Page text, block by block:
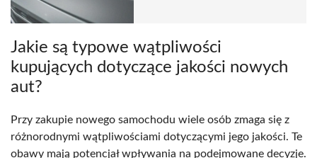
Jakie są typowe wątpliwości
kupujących dotyczące jakości nowych
aut?
Przy zakupie nowego samochodu wiele osób zmaga się z
różnorodnymi wątpliwościami dotyczącymi jego jakości. Te
obawy mają potencjał wpływania na podejmowane decyzje.